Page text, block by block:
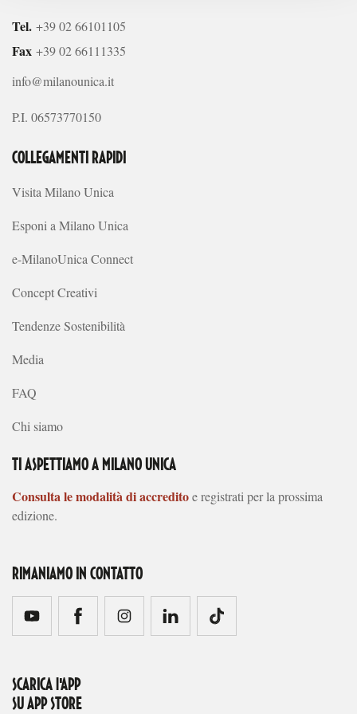
Tel. +39 02 66101105
Fax +39 02 66111335
info@milanounica.it
P.I. 06573770150
COLLEGAMENTI RAPIDI
Visita Milano Unica
Esponi a Milano Unica
e-MilanoUnica Connect
Concept Creativi
Tendenze Sostenibilità
Media
FAQ
Chi siamo
TI ASPETTIAMO A MILANO UNICA
Consulta le modalità di accreditoe registrati per la prossima
edizione.
RIMANIAMO IN CONTATTO
SCARICA l'APP
SU APP STORE